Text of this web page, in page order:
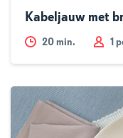
Kabeljauw met
20 min. 1